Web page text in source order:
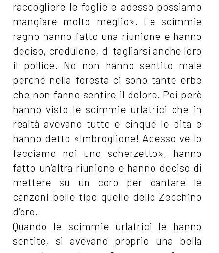
raccogliere le foglie e adesso possiamo
mangiare molto meglio». Le scimmie
ragno hanno fatto una riunione e hanno
deciso, credulone, di tagliarsi anche loro
il pollice. No non hanno sentito male
perché nella foresta ci sono tante erbe
che non fanno sentire il dolore. Poi però
hanno visto le scimmie urlatrici che in
realtà avevano tutte e cinque le dita e
hanno detto «Imbroglione! Adesso ve lo
facciamo noi uno scherzetto», hanno
fatto un’altra riunione e hanno deciso di
mettere su un coro per cantare le
canzoni belle tipo quelle dello Zecchino
d’oro.
Quando le scimmie urlatrici le hanno
sentite, sì avevano proprio una bella